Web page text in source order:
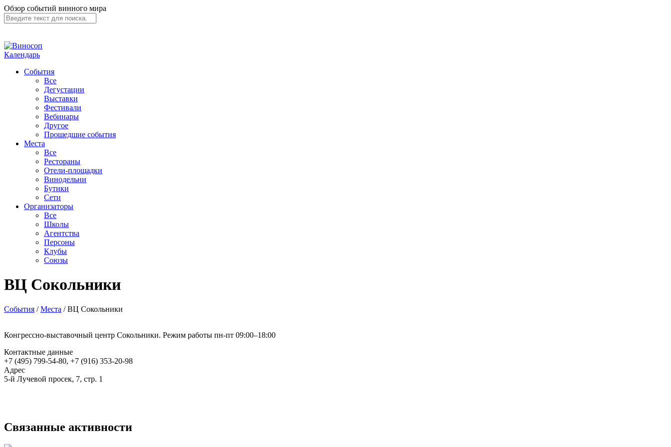
Обзор событий винного мира
Календарь
События
Все
Дегустации
Выставки
Фестивали
Вебинары
Другое
Прошедшие события
Места
Все
Рестораны
Отели-площадки
Винодельни
Бутики
Сети
Организаторы
Все
Школы
Агентства
Персоны
Клубы
Союзы
ВЦ Сокольники
События /Места /ВЦ Сокольники
Конгрессно-выставочный центр Сокольники. Режим работы пн-пт 09:00–18:00
Контактные данные
+7 (495) 799-54-80, +7 (916) 353-20-98
Адрес
5-й Лучевой просек, 7, стр. 1
Связанные активности